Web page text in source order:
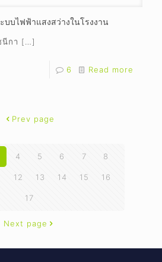
บบไฟฟ้าแสงสว่างในโรงงาน
กา […]
6 Read more
Prev page
4 5 6 7 8
12 13 14 15 16
17
Next page